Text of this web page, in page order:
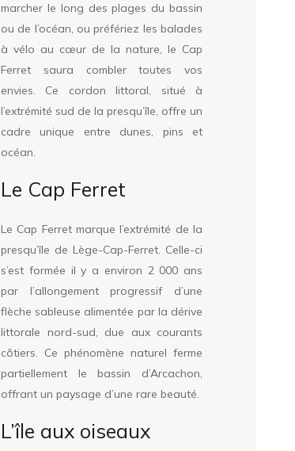
marcher le long des plages du bassin
ou de l’océan, ou préfériez les balades
à vélo au cœur de la nature, le Cap
Ferret saura combler toutes vos
envies. Ce cordon littoral, situé à
l’extrémité sud de la presqu’île, offre un
cadre unique entre dunes, pins et
océan.
Le Cap Ferret
Le Cap Ferret marque l’extrémité de la
presqu’île de Lège-Cap-Ferret. Celle-ci
s’est formée il y a environ 2 000 ans
par l’allongement progressif d’une
flèche sableuse alimentée par la dérive
littorale nord-sud, due aux courants
côtiers. Ce phénomène naturel ferme
partiellement le bassin d’Arcachon,
offrant un paysage d’une rare beauté.
L’île aux oiseaux